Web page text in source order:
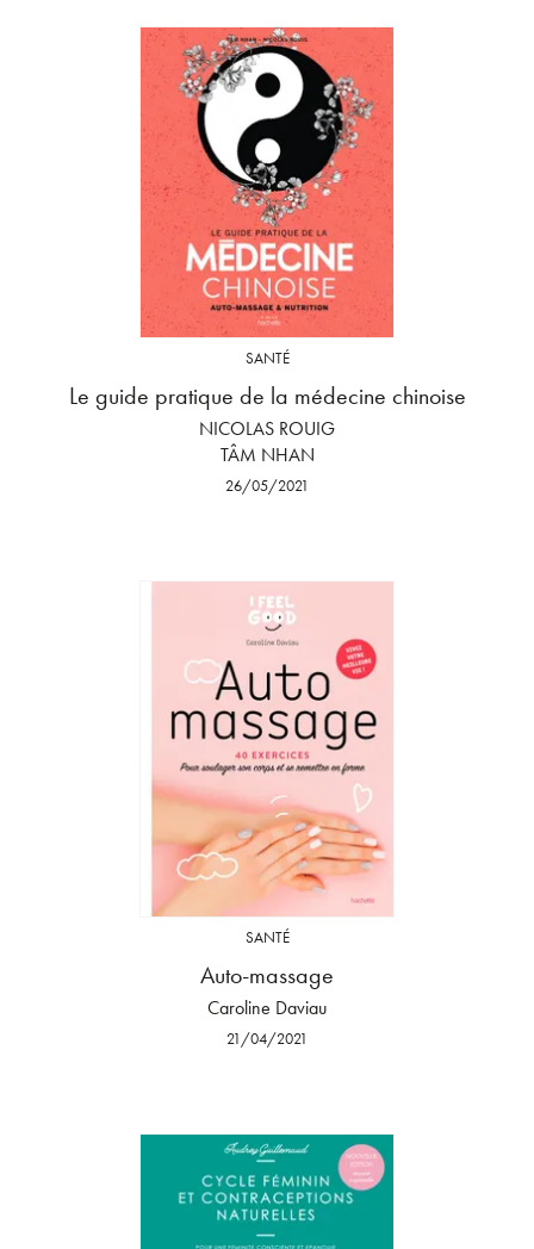
SANTÉ
Le guide pratique de la médecine chinoise
NICOLAS ROUIG
TÂM NHAN
26/05/2021
SANTÉ
Auto-massage
Caroline Daviau
21/04/2021